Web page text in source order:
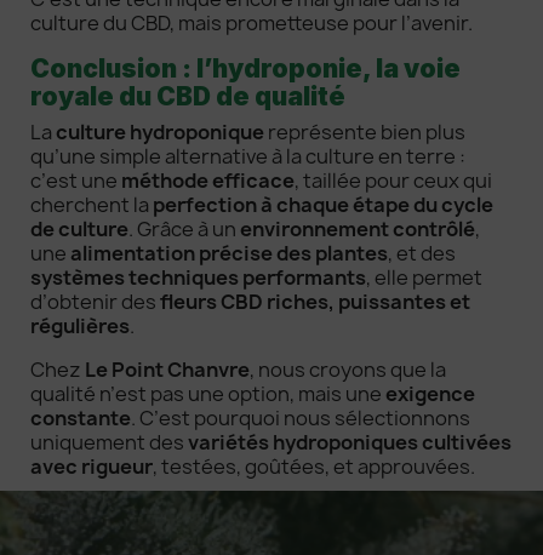
culture du CBD, mais prometteuse pour l’avenir.
Conclusion : l’hydroponie, la voie
royale du CBD de qualité
La culture hydroponique représente bien plus
qu’une simple alternative à la culture en terre :
c’est une méthode efficace, taillée pour ceux qui
cherchent la perfection à chaque étape du cycle
de culture. Grâce à un environnement contrôlé,
une alimentation précise des plantes, et des
systèmes techniques performants, elle permet
d’obtenir desfleurs CBD riches, puissantes et
régulières.
Chez Le Point Chanvre, nous croyons que la
qualité n’est pas une option, mais une exigence
constante. C’est pourquoi nous sélectionnons
uniquement desvariétés hydroponiques cultivées
avec rigueur, testées, goûtées, et approuvées.